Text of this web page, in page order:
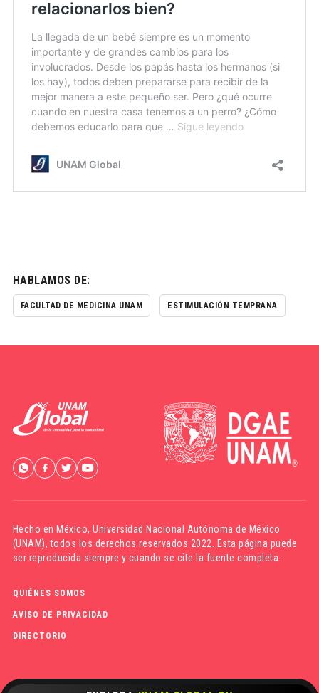
HABLAMOS DE:
FACULTAD DE MEDICINA UNAM ESTIMULACIÓN TEMPRANA
Hecho en México,Universidad Nacional Autónoma de México
(UNAM), todos los derechos reservados 2022. Esta página puede
ser reproducida siempre y cuando se cite la fuente completa.
QUIÉNES SOMOS
AVISO DE PRIVACIDAD
DIRECTORIO